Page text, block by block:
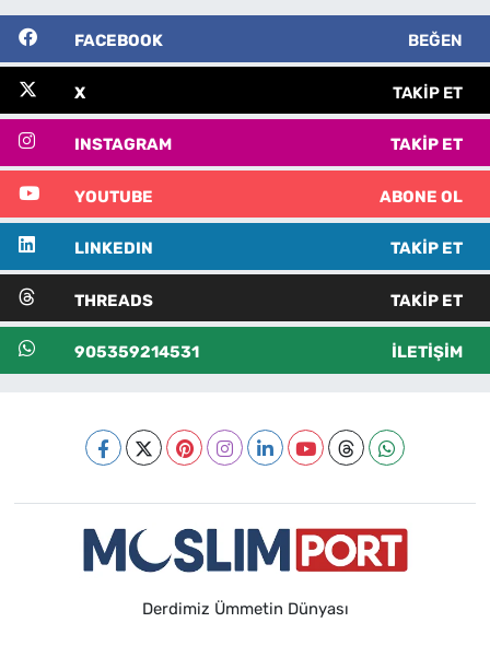
FACEBOOK BEĞEN
X TAKIP ET
INSTAGRAM TAKIP ET
YOUTUBE ABONE OL
LINKEDIN TAKIP ET
THREADS TAKIP ET
905359214531 İLETIŞIM
Derdimiz Ümmetin Dünyası